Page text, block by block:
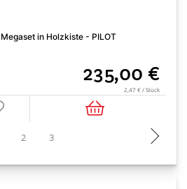
in Holzkiste - PILOT
235,00 €
2,47 € / Stück